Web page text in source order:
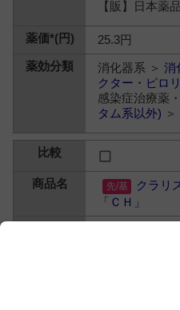
【販】日本薬
25.3円
消化器系 ＞消
クター・ピロ
感染症治療薬
タム系以外) ＞
クラリ
「ＣＨ」